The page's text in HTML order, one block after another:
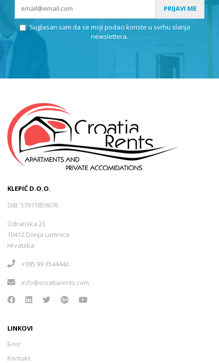
PRIJAVI ME
Suglasan sam da se moji podaci koriste u svrhu slanja
newslettera.
KLEPIĆ D.O.O.
OIB: 57971859676
Odranska 23
10412 Donja Lomnica
Hrvatska
+385 99 3544440
info@croatiarents.com
LINKOVI
Блог
Kontakt